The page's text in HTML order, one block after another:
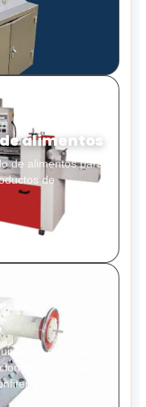
alimentos
de alimentos para
de
de conchado
de chocolate